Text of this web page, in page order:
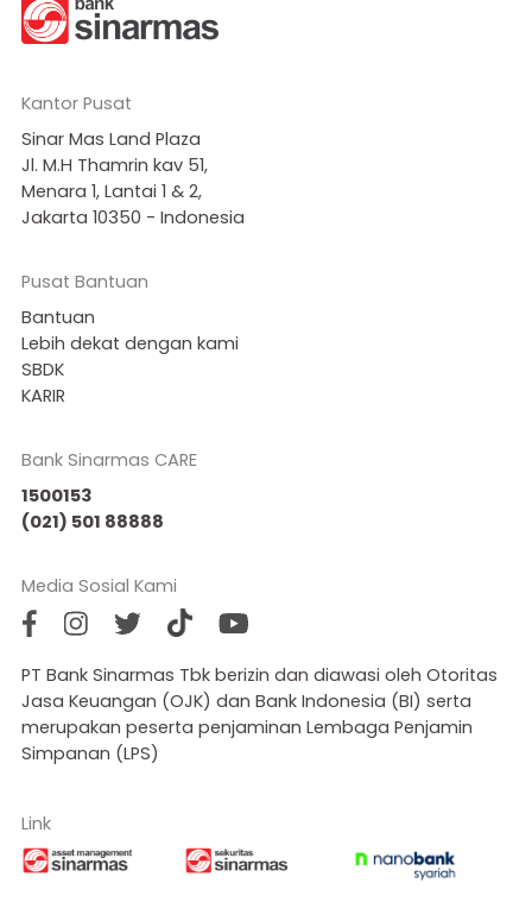
Kantor Pusat
Sinar Mas Land Plaza
Jl. M.H Thamrin kav 51,
Menara 1, Lantai 1 & 2,
Jakarta 10350 - Indonesia
Pusat Bantuan
Bantuan
Lebih dekat dengan kami
SBDK
KARIR
Bank Sinarmas CARE
1500153
(021) 501 88888
Media Sosial Kami
PT Bank Sinarmas Tbk berizin dan diawasi oleh Otoritas
Jasa Keuangan (OJK) dan Bank Indonesia (BI) serta
merupakan peserta penjaminan Lembaga Penjamin
Simpanan (LPS)
Link